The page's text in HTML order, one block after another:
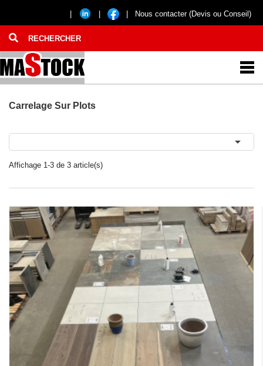
Nous contacter (Devis ou Conseil)
Carrelage Sur Plots

Affichage 1-3 de 3 article(s)